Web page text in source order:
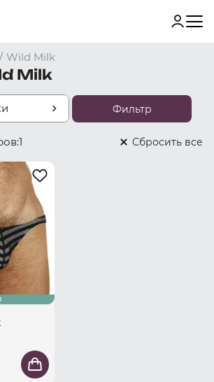
/ Wild Milk
Milk
Фильтр
1 Cбросить все